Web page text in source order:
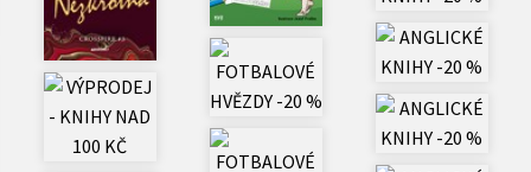
Historie a military Ostatní